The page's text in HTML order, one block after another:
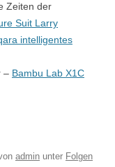
Zeiten der
Suit Larry
intelligentes
– Bambu Lab X1C
admin unter Folgen